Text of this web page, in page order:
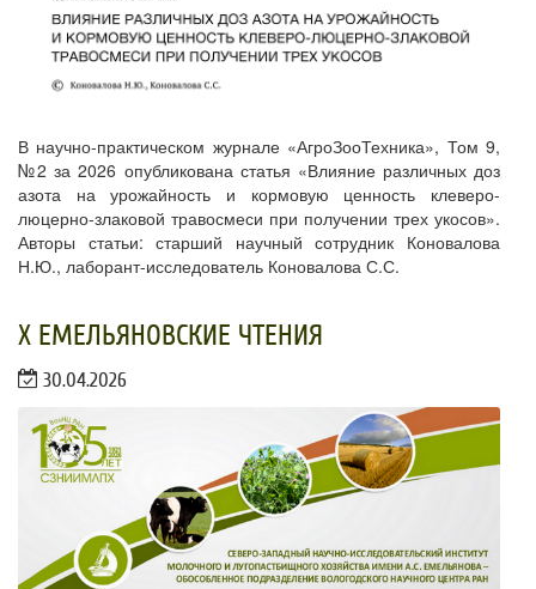
В научно-практическом журнале «АгроЗооТехника», Том 9,
№2 за 2026 опубликована статья «Влияние различных доз
азота на урожайность и кормовую ценность клеверо-
люцерно-злаковой травосмеси при получении трех укосов».
Авторы статьи: старший научный сотрудник Коновалова
Н.Ю., лаборант-исследователь Коновалова С.С.
​X ЕМЕЛЬЯНОВСКИЕ ЧТЕНИЯ
30.04.2026